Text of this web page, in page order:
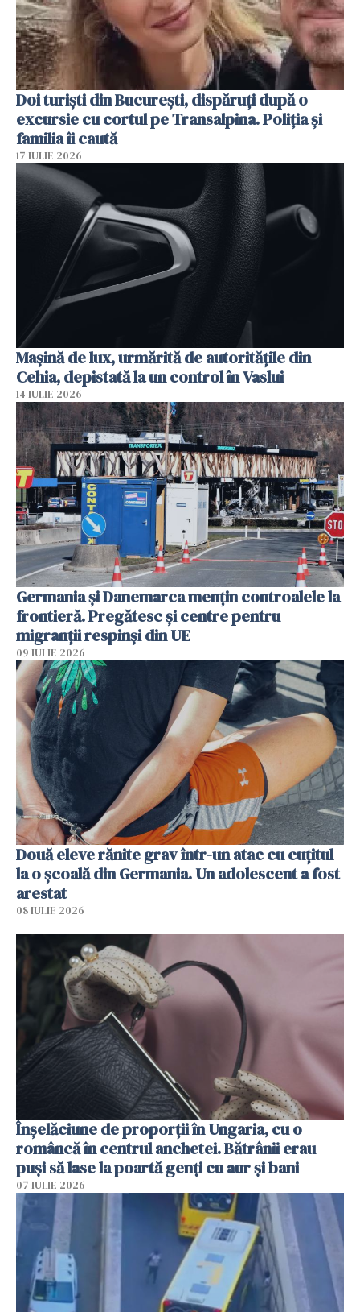
Doi turiști din București, dispăruți după o
excursie cu cortul pe Transalpina. Poliția și
familia îi caută
17 IULIE 2026
Mașină de lux, urmărită de autoritățile din
Cehia, depistată la un control în Vaslui
14 IULIE 2026
Germania și Danemarca mențin controalele la
frontieră. Pregătesc și centre pentru
migranții respinși din UE
09 IULIE 2026
Două eleve rănite grav într-un atac cu cuțitul
la o școală din Germania. Un adolescent a fost
arestat
08 IULIE 2026
Înșelăciune de proporții în Ungaria, cu o
româncă în centrul anchetei. Bătrânii erau
puși să lase la poartă genți cu aur și bani
07 IULIE 2026